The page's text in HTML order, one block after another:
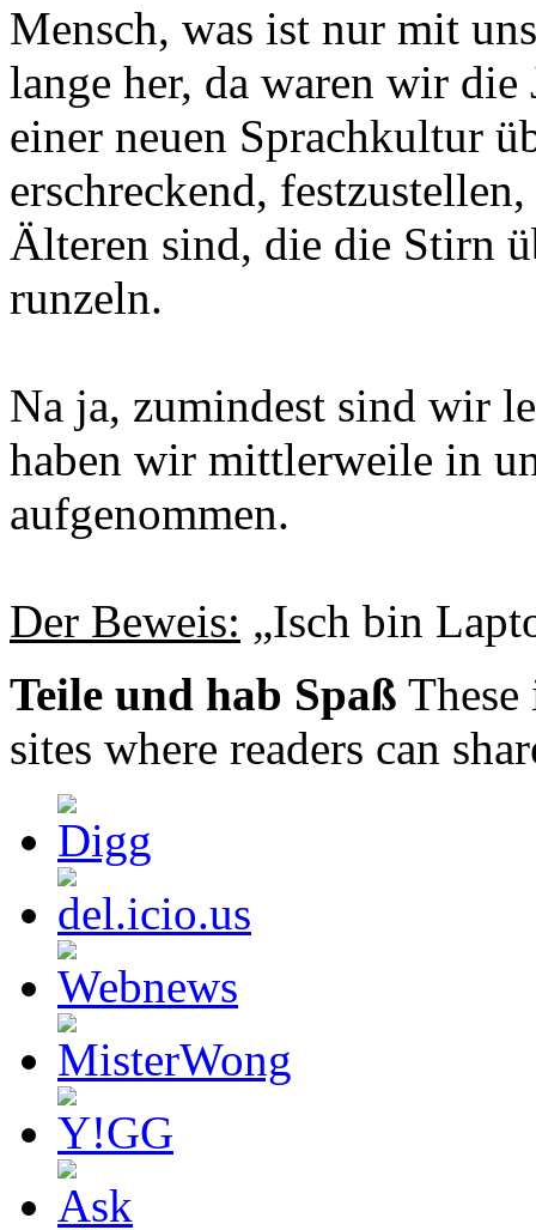
Mensch, was ist nur mit
lange her, da waren wir
einer neuen Sprachkultur
erschreckend,
Älteren sind, die die Stirn
runzeln.
Na ja, zumindest sind wir
haben wir mittlerweile in
aufgenommen.
Der Beweis: „Isch bin
Teile und hab Spaß
sites where readers can